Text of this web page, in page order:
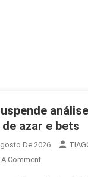
azar e bets
De 2026
CommentOn